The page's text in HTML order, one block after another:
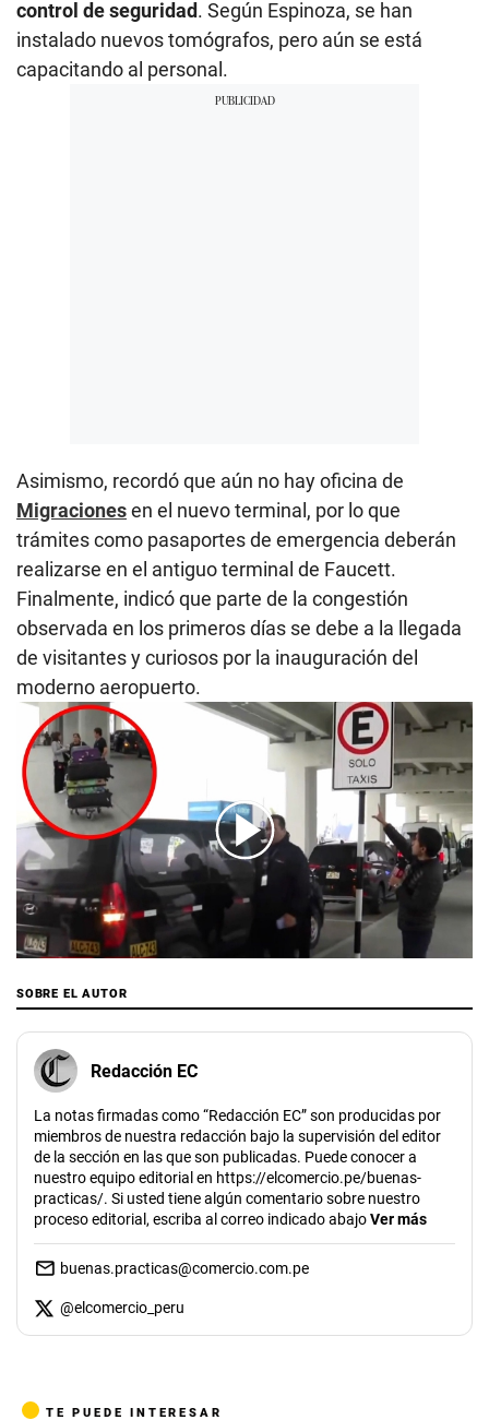
control de seguridad. Según Espinoza, se han
instalado nuevos tomógrafos, pero aún se está
capacitando al personal.
Asimismo, recordó que aún no hay oficina de
Migracionesen el nuevo terminal, por lo que
trámites como pasaportes de emergencia deberán
realizarse en el antiguo terminal de Faucett.
Finalmente, indicó que parte de la congestión
observada en los primeros días se debe a la llegada
de visitantes y curiosos por la inauguración del
moderno aeropuerto.
00:00 04:20
SOBRE EL AUTOR
Redacción EC
La notas firmadas como “Redacción EC” son producidas por
miembros de nuestra redacción bajo la supervisión del editor
de la sección en las que son publicadas. Puede conocer a
nuestro equipo editorial en https://elcomercio.pe/buenas-
practicas/. Si usted tiene algún comentario sobre nuestro
proceso editorial, escriba al correo indicado abajoVer más
buenas.practicas@comercio.com.pe
@elcomercio_peru
TE PUEDE INTERESAR